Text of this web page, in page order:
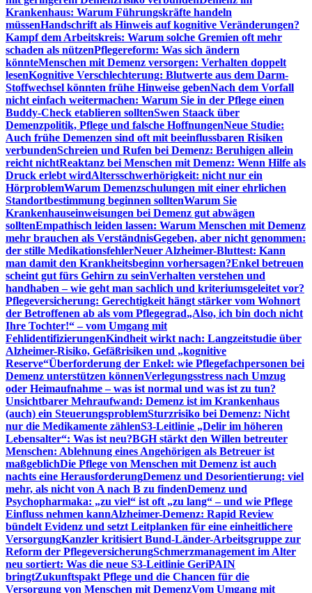
Krankenhaus: Warum Führungskräfte handeln
müssenHandschrift als Hinweis auf kognitive Veränderungen?
Kampf dem Arbeitskreis: Warum solche Gremien oft mehr
schaden als nützenPflegereform: Was sich ändern
könnteMenschen mit Demenz versorgen: Verhalten doppelt
lesenKognitive Verschlechterung: Blutwerte aus dem Darm-
Stoffwechsel könnten frühe Hinweise gebenNach dem Vorfall
nicht einfach weitermachen: Warum Sie in der Pflege einen
Buddy-Check etablieren solltenSwen Staack über
Demenzpolitik, Pflege und falsche HoffnungenNeue Studie:
Auch frühe Demenzen sind oft mit beeinflussbaren Risiken
verbundenSchreien und Rufen bei Demenz: Beruhigen allein
reicht nichtReaktanz bei Menschen mit Demenz: Wenn Hilfe als
Druck erlebt wirdAltersschwerhörigkeit: nicht nur ein
HörproblemWarum Demenzschulungen mit einer ehrlichen
Standortbestimmung beginnen solltenWarum Sie
Krankenhauseinweisungen bei Demenz gut abwägen
solltenEmpathisch leiden lassen: Warum Menschen mit Demenz
mehr brauchen als VerständnisGegeben, aber nicht genommen:
der stille MedikationsfehlerNeuer Alzheimer-Bluttest: Kann
man damit den Krankheitsbeginn vorhersagen?Enkel betreuen
scheint gut fürs Gehirn zu seinVerhalten verstehen und
handhaben – wie geht man sachlich und kriteriumsgeleitet vor?
Pflegeversicherung: Gerechtigkeit hängt stärker vom Wohnort
der Betroffenen ab als vom Pflegegrad„Also, ich bin doch nicht
Ihre Tochter!“ – vom Umgang mit
FehlidentifizierungenKindheit wirkt nach: Langzeitstudie über
Alzheimer-Risiko, Gefäßrisiken und „kognitive
Reserve“Überforderung der Enkel: wie Pflegefachpersonen bei
Demenz unterstützen könnenVerlegungsstress nach Umzug
oder Heimaufnahme – was ist normal und was ist zu tun?
Unsichtbarer Mehraufwand: Demenz ist im Krankenhaus
(auch) ein SteuerungsproblemSturzrisiko bei Demenz: Nicht
nur die Medikamente zählenS3-Leitlinie „Delir im höheren
Lebensalter“: Was ist neu?BGH stärkt den Willen betreuter
Menschen: Ablehnung eines Angehörigen als Betreuer ist
maßgeblichDie Pflege von Menschen mit Demenz ist auch
nachts eine HerausforderungDemenz und Desorientierung: viel
mehr, als nicht von A nach B zu findenDemenz und
Psychopharmaka: „zu viel“ ist oft „zu lang“ – und wie Pflege
Einfluss nehmen kannAlzheimer-Demenz: Rapid Review
bündelt Evidenz und setzt Leitplanken für eine einheitlichere
VersorgungKanzler kritisiert Bund-Länder-Arbeitsgruppe zur
Reform der PflegeversicherungSchmerzmanagement im Alter
neu sortiert: Was die neue S3-Leitlinie GeriPAIN
bringtZukunftspakt Pflege und die Chancen für die
Versorgung von Menschen mit DemenzVom Umgang mit